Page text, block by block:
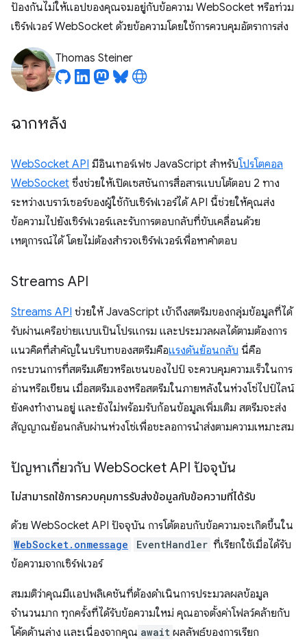
ป้องกันไม่ให้แอปของคุณจมอยู่กับข้อความ WebSocket หรือท่วม
เซิร์ฟเวอร์ WebSocket ด้วยข้อความโดยใช้การควบคุมอัตราการส่ง
Thomas Steiner
ฉากหลัง
WebSocket API มีอินเทอร์เฟซ JavaScript สำหรับโปรโตคอล
WebSocket ซึ่งช่วยให้เปิดเซสชันการสื่อสารแบบโต้ตอบ 2 ทาง
ระหว่างเบราว์เซอร์ของผู้ใช้กับเซิร์ฟเวอร์ได้ API นี้ช่วยให้คุณส่ง
ข้อความไปยังเซิร์ฟเวอร์และรับการตอบกลับที่ขับเคลื่อนด้วย
เหตุการณ์ได้ โดยไม่ต้องสำรวจเซิร์ฟเวอร์เพื่อหาคำตอบ
Streams API
Streams API ช่วยให้ JavaScript เข้าถึงสตรีมของกลุ่มข้อมูลที่ได้
รับผ่านเครือข่ายแบบเป็นโปรแกรม และประมวลผลได้ตามต้องการ
แนวคิดที่สำคัญในบริบทของสตรีมคือแรงดันย้อนกลับ นี่คือ
กระบวนการที่สตรีมเดียวหรือเชนของไปป์ จะควบคุมความเร็วในการ
อ่านหรือเขียน เมื่อสตรีมเองหรือสตรีมในภายหลังในห่วงโซ่ไปป์ไลน์
ยังคงทำงานอยู่ และยังไม่พร้อมรับก้อนข้อมูลเพิ่มเติม สตรีมจะส่ง
สัญญาณย้อนกลับผ่านห่วงโซ่เพื่อชะลอการนำส่งตามความเหมาะสม
ปัญหาเกี่ยวกับ WebSocket API ปัจจุบัน
ไม่สามารถใช้การควบคุมการรับส่งข้อมูลกับข้อความที่ได้รับ
ด้วย WebSocket API ปัจจุบัน การโต้ตอบกับข้อความจะเกิดขึ้นใน
WebSocket.onmessage EventHandler ที่เรียกใช้เมื่อได้รับ
ข้อความจากเซิร์ฟเวอร์
สมมติว่าคุณมีแอปพลิเคชันที่ต้องดำเนินการประมวลผลข้อมูล
จำนวนมาก ทุกครั้งที่ได้รับข้อความใหม่ คุณอาจตั้งค่าโฟลว์คล้ายกับ
โค้ดด้านล่าง และเนื่องจากคุณ await ผลลัพธ์ของการเรียก